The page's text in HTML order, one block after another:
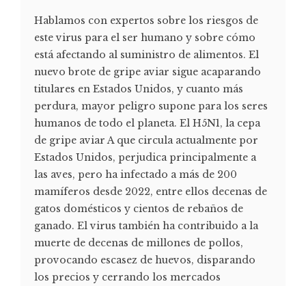
Hablamos con expertos sobre los riesgos de
este virus para el ser humano y sobre cómo
está afectando al suministro de alimentos. El
nuevo brote de gripe aviar sigue acaparando
titulares en Estados Unidos, y cuanto más
perdura, mayor peligro supone para los seres
humanos de todo el planeta. El H5N1, la cepa
de gripe aviar A que circula actualmente por
Estados Unidos, perjudica principalmente a
las aves, pero ha infectado a más de 200
mamíferos desde 2022, entre ellos decenas de
gatos domésticos y cientos de rebaños de
ganado. El virus también ha contribuido a la
muerte de decenas de millones de pollos,
provocando escasez de huevos, disparando
los precios y cerrando los mercados